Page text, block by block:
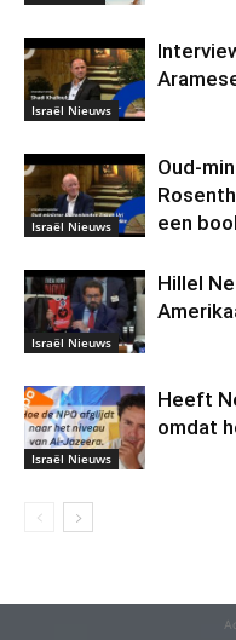
Israël Nieuws
Israël Nieuws
Oud-
een
Israël Nieuws
Hillel
Israël Nieuws
Heeft
omdat